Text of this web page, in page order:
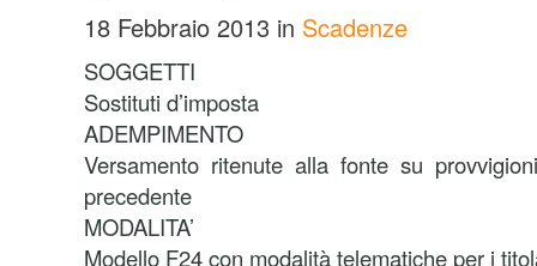
18 Febbraio 2013 in Scadenze
SOGGETTI
Sostituti d’imposta
ADEMPIMENTO
Versamento ritenute alla fonte su
precedente
MODALITA’
Modello F24 con modalità telematiche per i